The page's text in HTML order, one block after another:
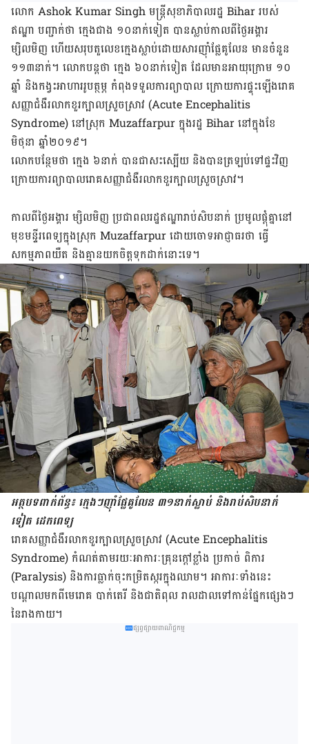
លោក Ashok Kumar Singh មន្រ្តី​សុខាភិបាល​រដ្ឋ Bihar របស់​
ឥណ្ឌា បញ្ជាក់​ថា ក្មេង​ជាង ១០​នាក់​ទៀត បាន​ស្លាប់​កាលពី​ថ្ងៃអង្គារ
ម្សិលមិញ ហើយសរុប​តួលេខ​ក្មេង​ស្លាប់​ដោយសារ​ញ៉ាំ​ផ្លែគូលែន មាន​ចំនួន
១១៣​នាក់។ លោក​បន្ដ​ថា ក្មេង ៦០​នាក់​ទៀត ដែល​មាន​អាយុ​ក្រោម ១០​
ឆ្នាំ និង​កង្វះអាហារ​រូបត្ថម្ភ កំពុង​ទទួល​ការ​ព្យាបាល ក្រោយ​ការ​ផ្ទុះឡើង​​រោគ
សញ្ញា​ជំងឺ​រលាក​ខួរក្បាល​ស្រួចស្រាវ (Acute Encephalitis
Syndrome) នៅ​ស្រុក Muzaffarpur ក្នុង​រដ្ឋ Bihar នៅ​ក្នុង​ខែ​
មិថុនា ឆ្នាំ​២០១៩។
លោក​បន្ថែម​ថា ក្មេង ៦​នាក់ បាន​ជាសះស្បើយ និង​បាន​ត្រឡប់​ទៅ​ផ្ទះ​វិញ
ក្រោយ​ការ​ព្យាបាល​រោគសញ្ញា​ជំងឺ​រលាក​ខួរក្បាល​ស្រួចស្រាវ។
កាលពី​ថ្ងៃ​អង្គារ ម្សិលមិញ ប្រជាពលរដ្ឋ​ឥណ្ឌា​រាប់សិប​នាក់ ប្រមូល​ផ្ដុំ​គ្នា​នៅ​
មុខ​មន្ទីរពេទ្យ​ក្នុង​ស្រុក Muzaffarpur ដោយ​ចោទ​អាជ្ញាធរ​ថា ធ្វើ​
សកម្មភាព​យឺត និង​គ្មាន​យកចិត្ត​ទុកដាក់​នោះទេ។
អត្ថបទពាក់ព័ន្ធ៖ ក្មេងៗ​ញ៉ាំ​​ផ្លែគូលែន ​៣១​នាក់​ស្លាប់ និង​រាប់សិប​នាក់​
ទៀត ដេក​ពេទ្យ
រោគសញ្ញា​ជំងឺ​រលាក​ខួរក្បាល​ស្រួចស្រាវ (Acute Encephalitis
Syndrome) កំណត់​តាមរយៈ​​អាការៈ​គ្រុនក្ដៅ​ខ្លាំង ប្រកាច់ ពិការ
(Paralysis) និង​ការ​ធ្លាក់ចុះ​កម្រិតស្ករ​ក្នុង​ឈាម។ អាការៈ​ទាំង​នេះ
បណ្ដាល​មកពី​មេរោគ បាក់តេរី និង​ជាតិ​ពុល រាលដាល​ទៅ​កាន់​ផ្នែក​ផ្សេងៗ​
នៃ​រាងកាយ។
ផ្សព្វផ្សាយពាណិជ្ជកម្ម